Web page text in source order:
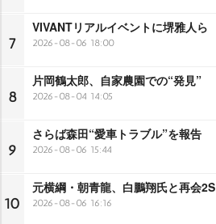
7
VIVANTリアルイベントに堺雅人ら
2026-08-06 18:00
8
片岡鶴太郎、自家農園での“発見”
2026-08-04 14:05
9
さらば森田“愛車トラブル”を報告
2026-08-06 15:44
10
元横綱・朝青龍、白鵬翔氏と再会2S
2026-08-06 16:16